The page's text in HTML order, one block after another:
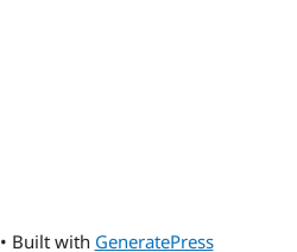
• Built withGeneratePress